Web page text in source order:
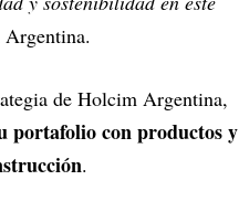
de Holcim Argentina,
portafolio con productos y
.